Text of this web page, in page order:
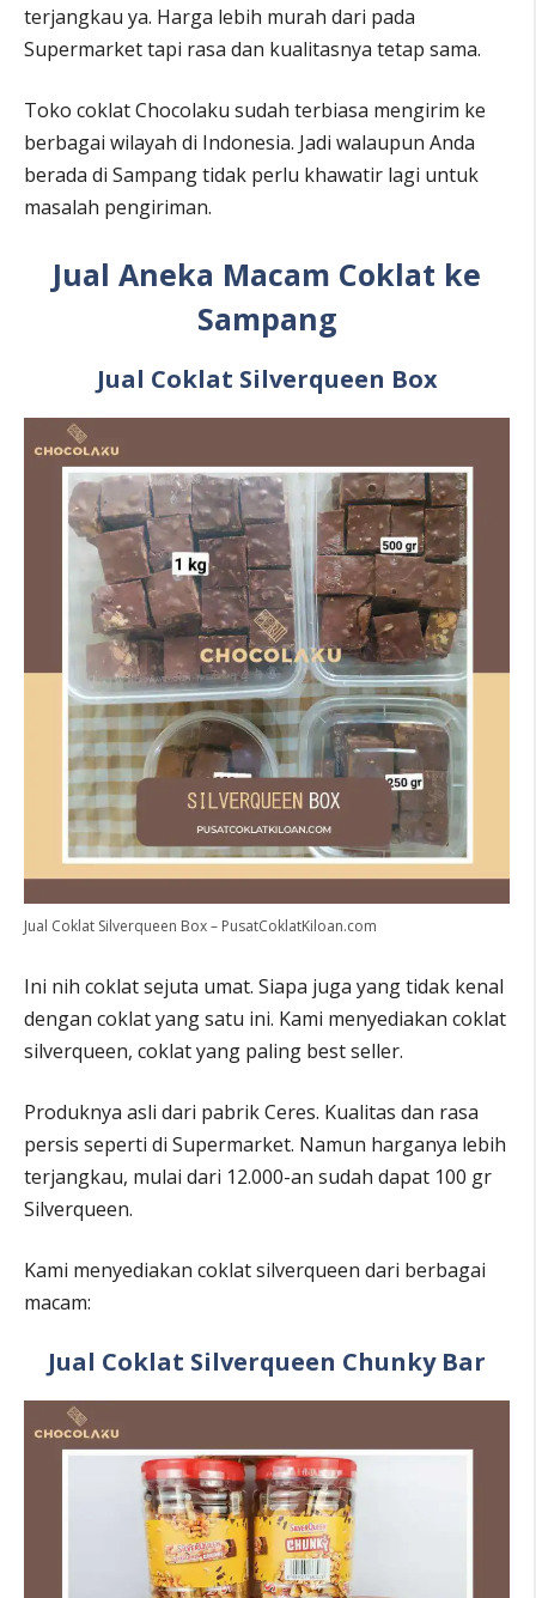
terjangkau ya. Harga lebih murah dari pada
Supermarket tapi rasa dan kualitasnya tetap sama.
Toko coklat Chocolaku sudah terbiasa mengirim ke
berbagai wilayah di Indonesia. Jadi walaupun Anda
berada di Sampang tidak perlu khawatir lagi untuk
masalah pengiriman.
Jual Aneka Macam Coklat ke
Sampang
Jual Coklat Silverqueen Box
Jual Coklat Silverqueen Box – PusatCoklatKiloan.com
Ini nih coklat sejuta umat. Siapa juga yang tidak kenal
dengan coklat yang satu ini. Kami menyediakan coklat
silverqueen, coklat yang paling best seller.
Produknya asli dari pabrik Ceres. Kualitas dan rasa
persis seperti di Supermarket. Namun harganya lebih
terjangkau, mulai dari 12.000-an sudah dapat 100 gr
Silverqueen.
Kami menyediakan coklat silverqueen dari berbagai
macam:
Jual Coklat Silverqueen Chunky Bar